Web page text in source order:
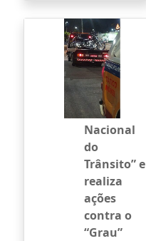
Polícia
Militar
intensifica
Operações
na
“Semana
Nacional
do
Trânsito” e
realiza
ações
contra o
“Grau”